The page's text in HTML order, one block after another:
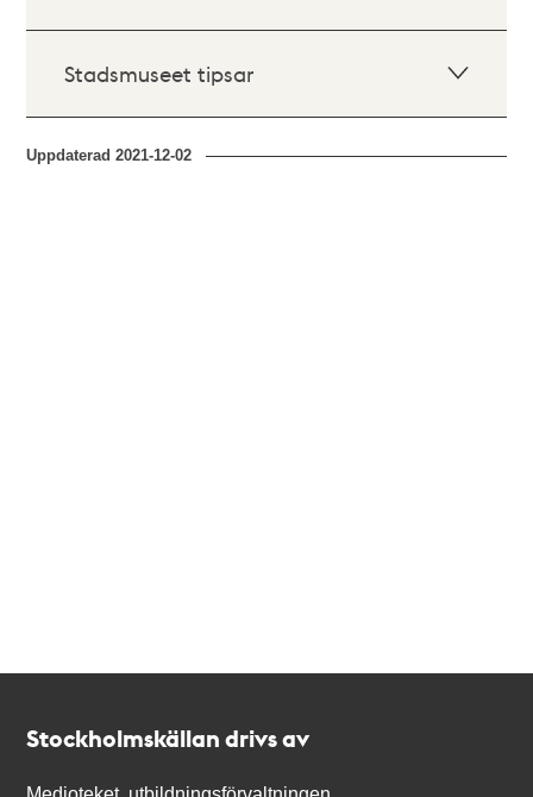
Stadsmuseet tipsar
Uppdaterad2021-12-02
Stockholmskällan drivs av